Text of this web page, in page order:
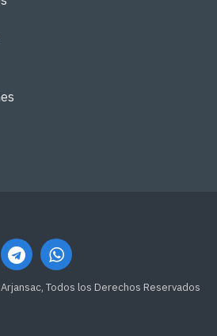
Todos los Derechos Reservados